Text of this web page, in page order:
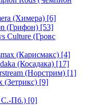
(Химера) [6]
(Грифон) [53]
Culture (Гровс
(Карисмакс) [4]
(Косадака) [17]
(Норстрим) [1]
(Зетрикс) [9]
С.-Пб.) [0]